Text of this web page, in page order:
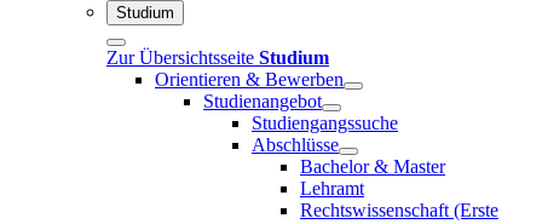
Studium
Zur Übersichtsseite Studium
Orientieren & Bewerben
Studienangebot
Studiengangssuche
Abschlüsse
Bachelor & Master
Lehramt
Rechtswissenschaft (Erste